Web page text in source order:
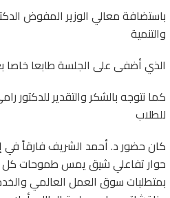
باستضافة معالي الوزير المفوض
والتنمية
الذي أضفى على الجلسة طابعا خاصا
للطلاب
كان حضور د. أحمد الشريف فارقاً في
حوار تفاعلي شيق يمس طموحات كل
بمتطلبات سوق العمل العالمي